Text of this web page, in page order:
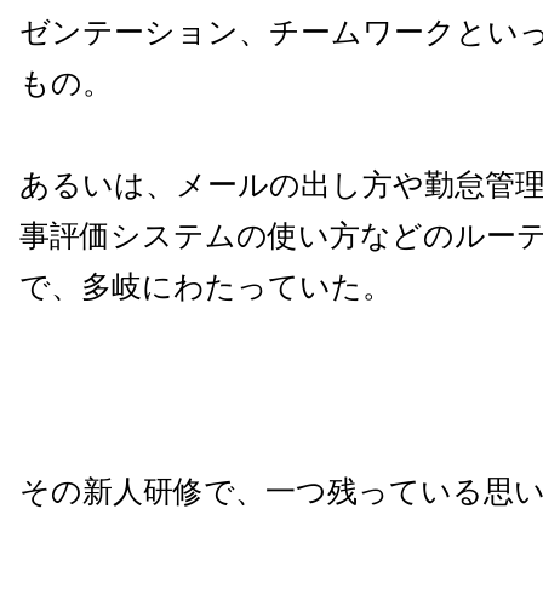
ゼンテーション、チームワークとい
もの。
あるいは、メールの出し方や勤怠管
事評価システムの使い方などのルー
で、多岐にわたっていた。
その新人研修で、一つ残っている思